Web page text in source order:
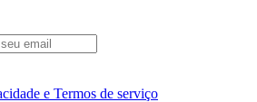
e Termos de serviço